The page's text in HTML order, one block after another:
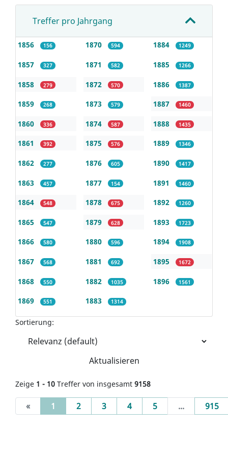
Treffer pro Jahrgang
1856 156
1857 327
1858 279
1859 268
1860 336
1861 392
1862 277
1863 457
1864 548
1865 547
1866 580
1867 568
1868 550
1869 551
1870 594
1871 582
1872 570
1873 579
1874 587
1875 576
1876 605
1877 154
1878 675
1879 628
1880 596
1881 692
1882 1035
1883 1314
1884 1249
1885 1266
1886 1387
1887 1460
1888 1435
1889 1346
1890 1417
1891 1460
1892 1260
1893 1723
1894 1908
1895 1672
1896 1561
Sortierung:
Aktualisieren
Zeige 1 - 10 Treffer von insgesamt 9158
« 1 (current)
2 3 4 5 ... 915